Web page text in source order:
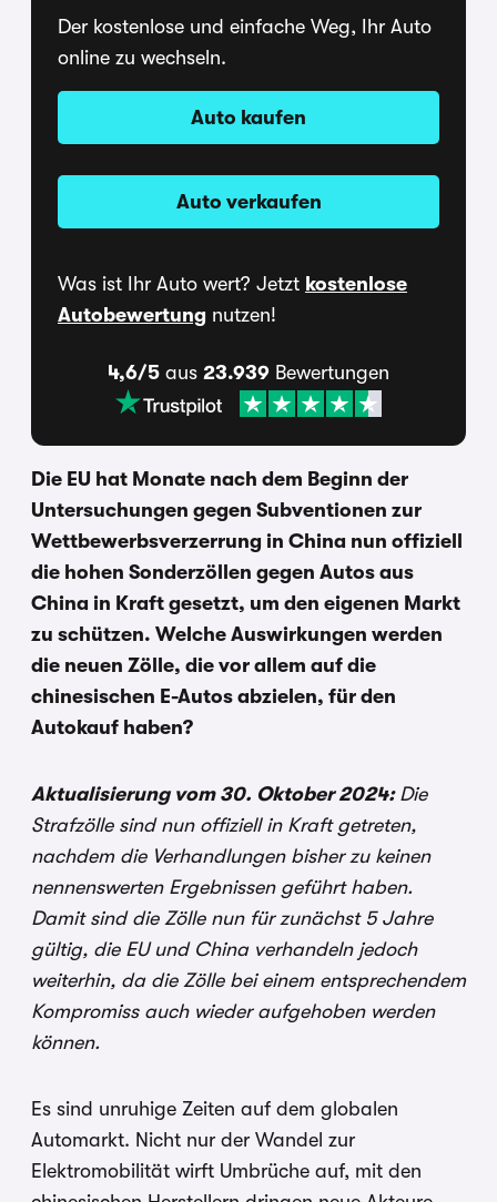
Der kostenlose und einfache Weg, Ihr Auto
online zu wechseln.
Auto kaufen
Auto verkaufen
Was ist Ihr Auto wert? Jetzt kostenlose
Autobewertung nutzen!
4,6/5 aus 23.939 Bewertungen
Die EU hat Monate nach dem Beginn der
Untersuchungen gegen Subventionen zur
Wettbewerbsverzerrung in China nun offiziell
die hohen Sonderzöllen gegen Autos aus
China in Kraft gesetzt, um den eigenen Markt
zu schützen. Welche Auswirkungen werden
die neuen Zölle, die vor allem auf die
chinesischen E-Autos abzielen, für den
Autokauf haben?
Aktualisierung vom 30. Oktober 2024: Die
Strafzölle sind nun offiziell in Kraft getreten,
nachdem die Verhandlungen bisher zu keinen
nennenswerten Ergebnissen geführt haben.
Damit sind die Zölle nun für zunächst 5 Jahre
gültig, die EU und China verhandeln jedoch
weiterhin, da die Zölle bei einem entsprechendem
Kompromiss auch wieder aufgehoben werden
können.
Es sind unruhige Zeiten auf dem globalen
Automarkt. Nicht nur der Wandel zur
Elektromobilität wirft Umbrüche auf, mit den